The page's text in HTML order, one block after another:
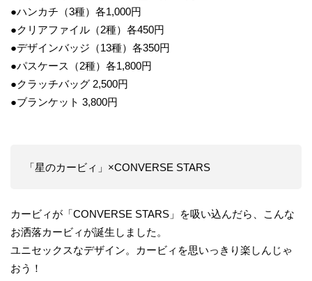
●ハンカチ（3種）各1,000円
●クリアファイル（2種）各450円
●デザインバッジ（13種）各350円
●パスケース（2種）各1,800円
●クラッチバッグ 2,500円
●ブランケット 3,800円
「星のカービィ」×CONVERSE STARS
カービィが「CONVERSE STARS」を吸い込んだら、こんな
お洒落カービィが誕生しました。
ユニセックスなデザイン。カービィを思いっきり楽しんじゃ
おう！